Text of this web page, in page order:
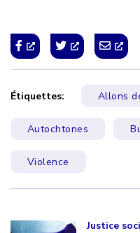
Étiquettes: Allons
Autochtones
Violence
Justice